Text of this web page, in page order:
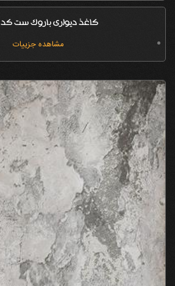
کاغذ دیواری باروک ست کد 6611
مشاهده جزییات